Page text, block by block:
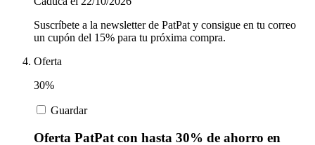
Suscríbete a la newsletter de PatPat y consigue en tu correo
un cupón del 15% para tu próxima compra.
Oferta
30%
Guardar
Oferta PatPat con hasta 30% de ahorro en